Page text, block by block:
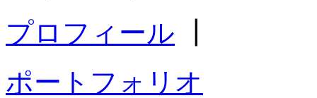
プロフィール
ポートフォリオ